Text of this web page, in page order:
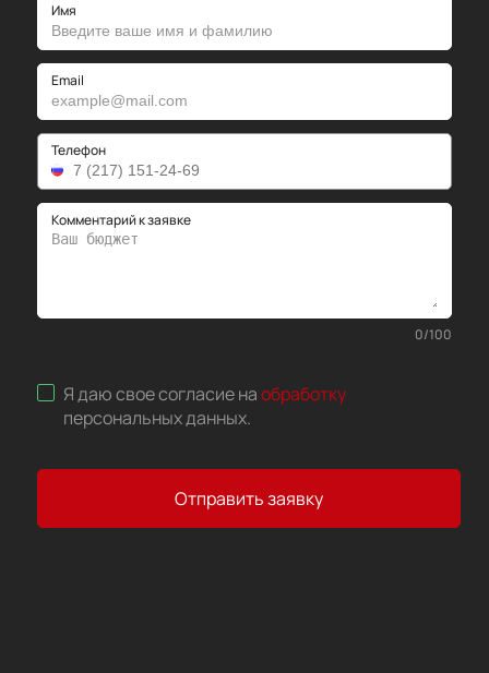
Имя
Email
Телефон
Комментарий к заявке
0/100
Я даю свое согласие наобработку
персональных данных.
Отправить заявку